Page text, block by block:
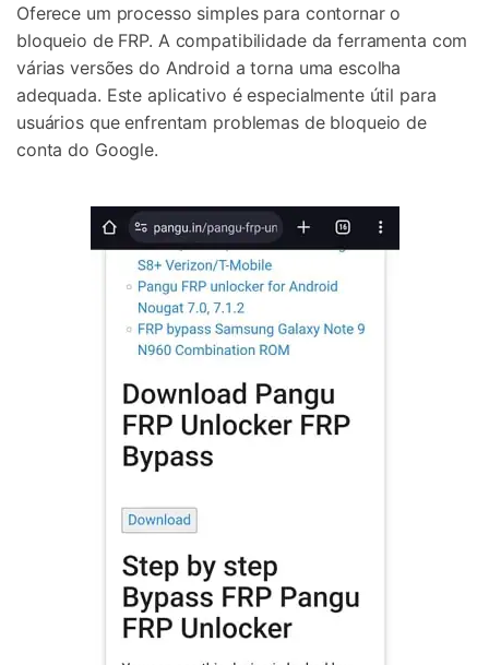
Oferece um processo simples para contornar o
bloqueio de FRP. A compatibilidade da ferramenta com
várias versões do Android a torna uma escolha
adequada. Este aplicativo é especialmente útil para
usuários que enfrentam problemas de bloqueio de
conta do Google.